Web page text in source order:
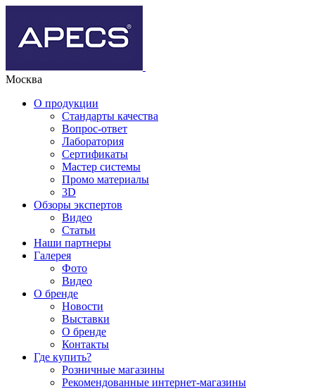
Москва
О продукции
Стандарты качества
Вопрос-ответ
Лаборатория
Сертификаты
Мастер системы
Промо материалы
3D
Обзоры экспертов
Видео
Статьи
Наши партнеры
Галерея
Фото
Видео
О бренде
Новости
Выставки
О бренде
Контакты
Где купить?
Розничные магазины
Рекомендованные интернет-магазины